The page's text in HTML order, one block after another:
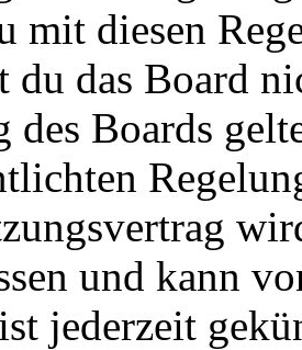
mit diesen
du das Board
des Boards
und kann
jederzeit